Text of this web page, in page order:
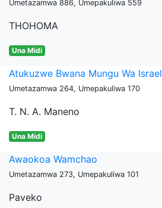
Umetazamwa 886, Umepakuliwa 559
THOHOMA
Una Midi
Atukuzwe Bwana Mungu Wa Israel
Umetazamwa 264, Umepakuliwa 170
T. N. A. Maneno
Una Midi
Awaokoa Wamchao
Umetazamwa 273, Umepakuliwa 101
Paveko